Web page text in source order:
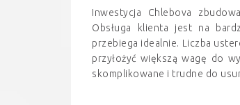
Inwestycja Chlebova
Obsługa klienta jest na
przebiega idealnie. Liczba
przyłożyć większą wagę do
skomplikowane i trudne do